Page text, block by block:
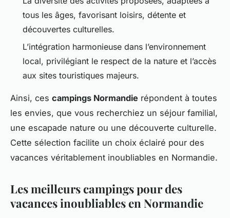
tous les âges, favorisant loisirs, détente et
découvertes culturelles.
L’intégration harmonieuse dans l’environnement
local, privilégiant le respect de la nature et l’accès
aux sites touristiques majeurs.
Ainsi, ces campings Normandie répondent à toutes
les envies, que vous recherchiez un séjour familial,
une escapade nature ou une découverte culturelle.
Cette sélection facilite un choix éclairé pour des
vacances véritablement inoubliables en Normandie.
Les meilleurs campings pour des
vacances inoubliables en Normandie